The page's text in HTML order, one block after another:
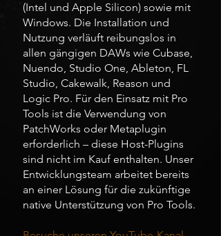
(Intel und Apple Silicon) sowie mit
Windows. Die Installation und
Nutzung verläuft reibungslos in
allen gängigen DAWs wie Cubase,
Nuendo, Studio One, Ableton, FL
Studio, Cakewalk, Reason und
Logic Pro. Für den Einsatz mit Pro
Tools ist die Verwendung von
PatchWorks oder Metaplugin
erforderlich – diese Host-Plugins
sind nicht im Kauf enthalten. Unser
Entwicklungsteam arbeitet bereits
an einer Lösung für die zukünftige
native Unterstützung von Pro Tools.